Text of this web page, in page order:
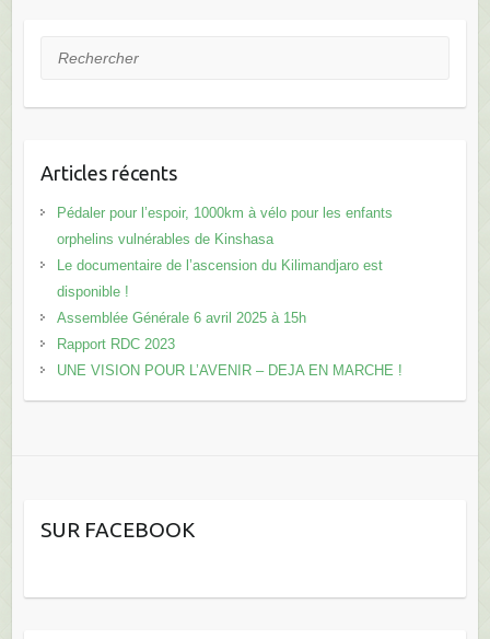
Rechercher
Articles récents
Pédaler pour l’espoir, 1000km à vélo pour les enfants
orphelins vulnérables de Kinshasa
Le documentaire de l’ascension du Kilimandjaro est
disponible !
Assemblée Générale 6 avril 2025 à 15h
Rapport RDC 2023
UNE VISION POUR L’AVENIR – DEJA EN MARCHE !
SUR FACEBOOK